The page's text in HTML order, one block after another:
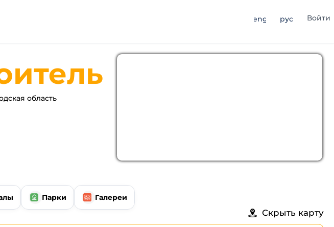
eng рус Войти
область
Скрыть карту
Парки Галереи